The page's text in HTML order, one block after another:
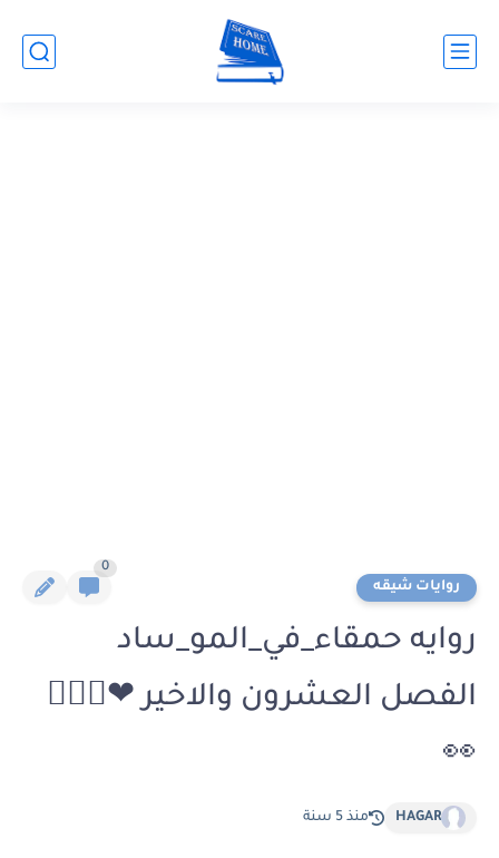
روايات شيقه
0
روايه حمقاء_في_المو_ساد
الفصل العشرون والاخير ❤🚶‍♀️✨
👀
HAGAR منذ 5 سنة